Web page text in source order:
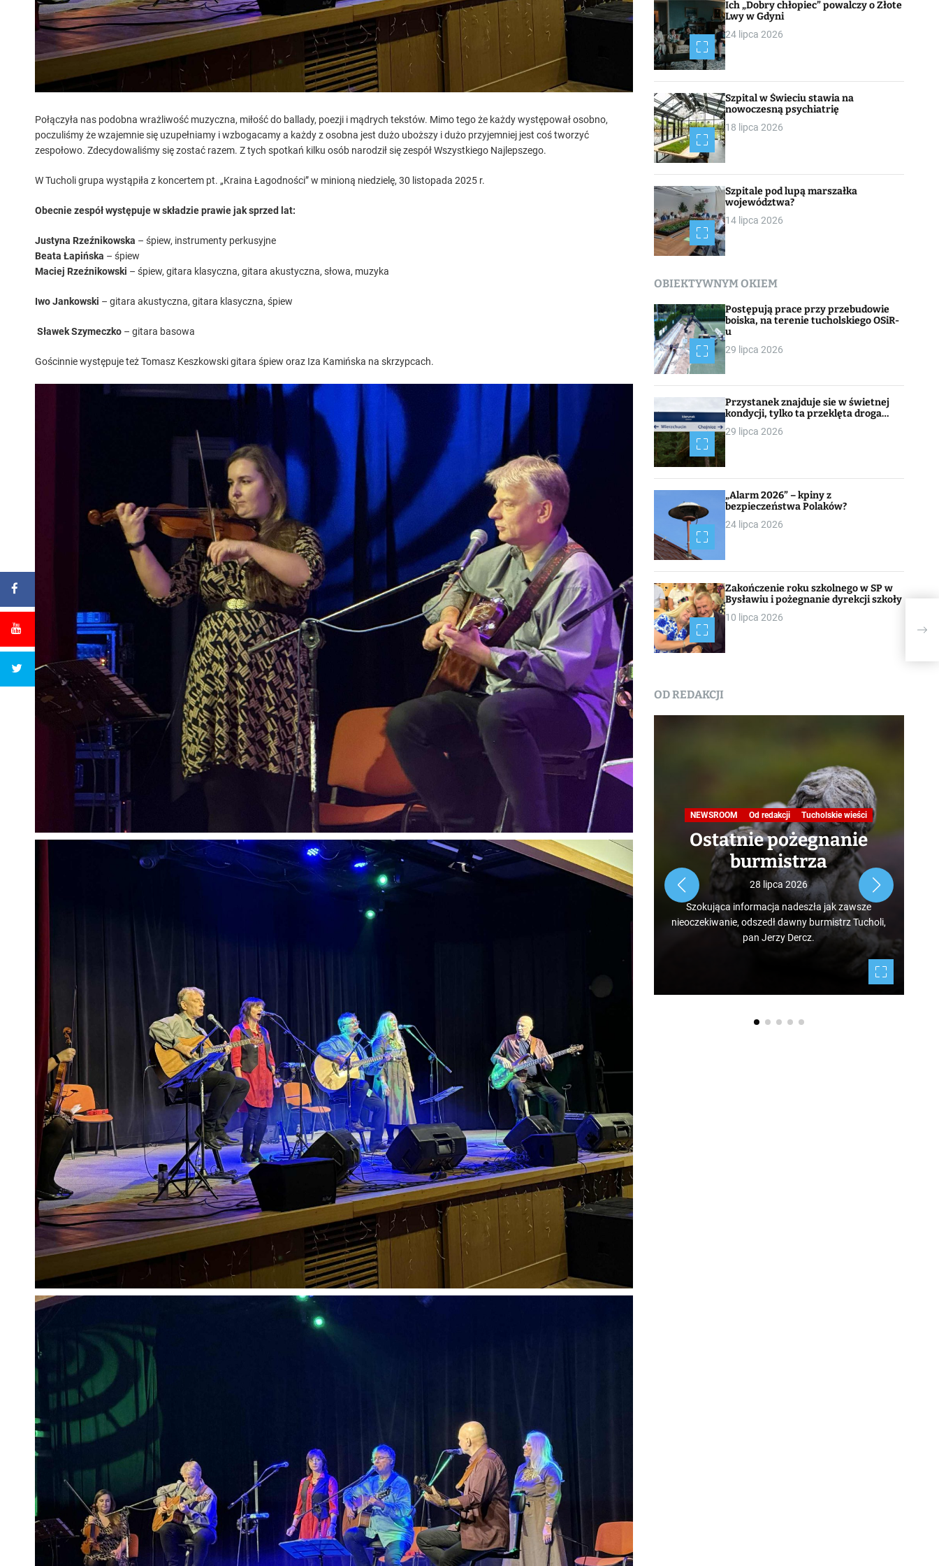
Połączyła nas podobna wrażliwość muzyczna, miłość do ballady, poezji i mądrych tekstów. Mimo tego że każdy występował osobno,
poczuliśmy że wzajemnie się uzupełniamy i wzbogacamy a każdy z osobna jest dużo uboższy i dużo przyjemniej jest coś tworzyć
zespołowo. Zdecydowaliśmy się zostać razem. Z tych spotkań kilku osób narodził się zespół Wszystkiego Najlepszego.
W Tucholi grupa wystąpiła z koncertem pt. „Kraina Łagodności” w minioną niedzielę, 30 listopada 2025 r.
Obecnie zespół występuje w składzie prawie jak sprzed lat:
Justyna Rzeźnikowska – śpiew, instrumenty perkusyjne
Beata Łapińska – śpiew
Maciej Rzeźnikowski – śpiew, gitara klasyczna, gitara akustyczna, słowa, muzyka
Iwo Jankowski – gitara akustyczna, gitara klasyczna, śpiew
Sławek Szymeczko – gitara basowa
Gościnnie występuje też Tomasz Keszkowski gitara śpiew oraz Iza Kamińska na skrzypcach.
Ich „Dobry chłopiec” powalczy o Złote
Lwy w Gdyni
24 lipca 2026
Szpital w Świeciu stawia na
nowoczesną psychiatrię
18 lipca 2026
Szpitale pod lupą marszałka
województwa?
14 lipca 2026
OBIEKTYWNYM OKIEM
Postępują prace przy przebudowie
boiska, na terenie tucholskiego OSiR-
u
29 lipca 2026
Przystanek znajduje sie w świetnej
kondycji, tylko ta przeklęta droga…
29 lipca 2026
„Alarm 2026” – kpiny z
bezpieczeństwa Polaków?
24 lipca 2026
Zakończenie roku szkolnego w SP w
Bysławiu i pożegnanie dyrekcji szkoły
10 lipca 2026
OD REDAKCJI
NEWSROOM Od redakcji Tucholskie wieści
Ostatnie pożegnanie
burmistrza
28 lipca 2026
Szokująca informacja nadeszła jak zawsze
nieoczekiwanie, odszedł dawny burmistrz Tucholi,
pan Jerzy Dercz.